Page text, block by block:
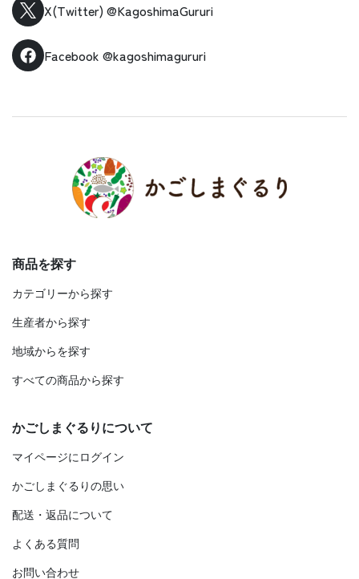
X(Twitter) @KagoshimaGururi
Facebook @kagoshimagururi
商品を探す
カテゴリーから探す
生産者から探す
地域からを探す
すべての商品から探す
かごしまぐるりについて
マイページにログイン
かごしまぐるりの思い
配送・返品について
よくある質問
お問い合わせ